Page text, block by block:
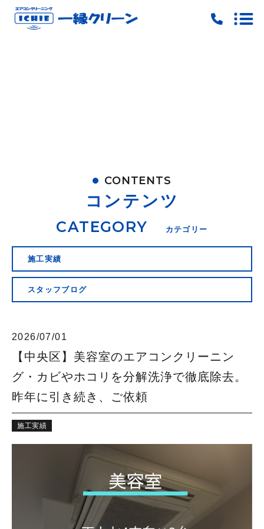
ピックアップ
キャンペーン
施工実績
会社概要
CONTENTS
コンテンツ
2026/07/01
【中央区】美容室のエアコンクリーニン
グ・カビやホコリを分解洗浄で徹底除去。
昨年に引き続き、ご依頼
施工実績
CATEGORY カテゴリー
施工実績
スタッフブログ